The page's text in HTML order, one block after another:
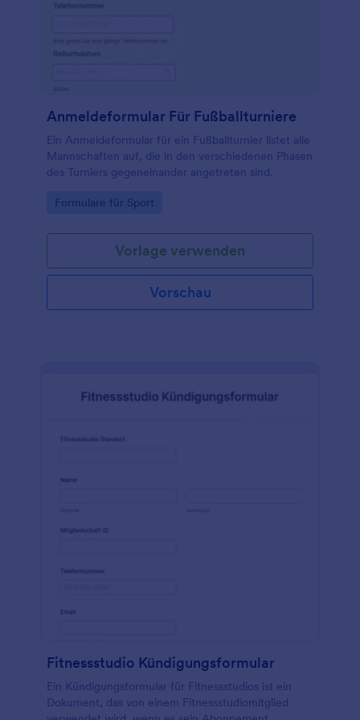
Anmeldeformular Für Fußballturniere
Ein Anmeldeformular für ein Fußballturnier listet alle
Mannschaften auf, die in den verschiedenen Phasen
des Turniers gegeneinander angetreten sind.
Go to Category:
Formulare für Sport
Vorlage verwenden
Vorschau
Fitnessstudio Kündigungsformular
Ein Kündigungsformular für Fitnessstudios ist ein
Dokument, das von einem Fitnessstudiomitglied